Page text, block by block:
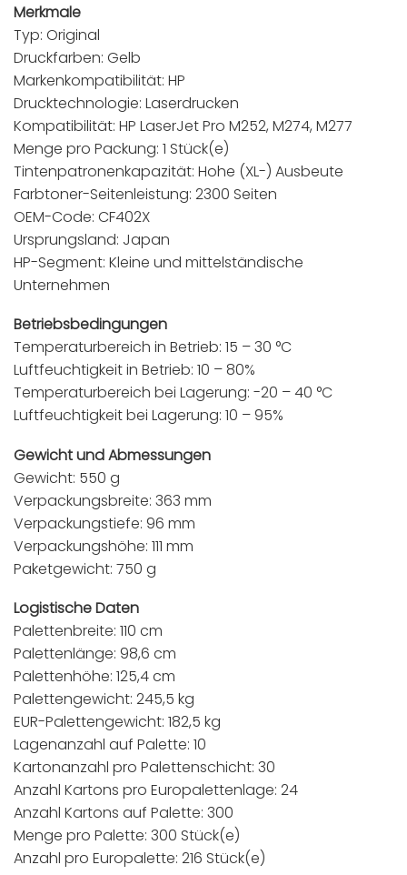
Merkmale
Typ: Original
Druckfarben: Gelb
Markenkompatibilität: HP
Drucktechnologie: Laserdrucken
Kompatibilität: HP LaserJet Pro M252, M274, M277
Menge pro Packung: 1 Stück(e)
Tintenpatronenkapazität: Hohe (XL-) Ausbeute
Farbtoner-Seitenleistung: 2300 Seiten
OEM-Code: CF402X
Ursprungsland: Japan
HP-Segment: Kleine und mittelständische
Unternehmen
Betriebsbedingungen
Temperaturbereich in Betrieb: 15 – 30 °C
Luftfeuchtigkeit in Betrieb: 10 – 80%
Temperaturbereich bei Lagerung: -20 – 40 °C
Luftfeuchtigkeit bei Lagerung: 10 – 95%
Gewicht und Abmessungen
Gewicht: 550 g
Verpackungsbreite: 363 mm
Verpackungstiefe: 96 mm
Verpackungshöhe: 111 mm
Paketgewicht: 750 g
Logistische Daten
Palettenbreite: 110 cm
Palettenlänge: 98,6 cm
Palettenhöhe: 125,4 cm
Palettengewicht: 245,5 kg
EUR-Palettengewicht: 182,5 kg
Lagenanzahl auf Palette: 10
Kartonanzahl pro Palettenschicht: 30
Anzahl Kartons pro Europalettenlage: 24
Anzahl Kartons auf Palette: 300
Menge pro Palette: 300 Stück(e)
Anzahl pro Europalette: 216 Stück(e)